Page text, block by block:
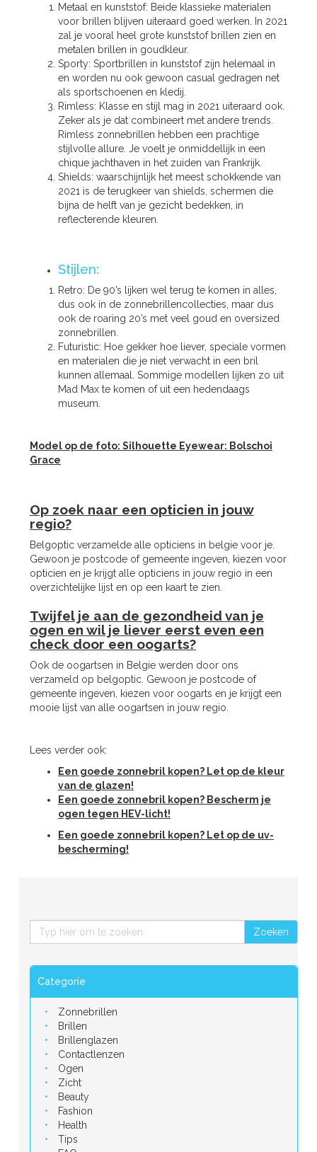
Metaal en kunststof: Beide klassieke materialen
voor brillen blijven uiteraard goed werken. In 2021
zal je vooral heel grote kunststof brillen zien en
metalen brillen in goudkleur.
Sporty: Sportbrillen in kunststof zijn helemaal in
en worden nu ook gewoon casual gedragen net
als sportschoenen en kledij.
Rimless: Klasse en stijl mag in 2021 uiteraard ook.
Zeker als je dat combineert met andere trends.
Rimless zonnebrillen hebben een prachtige
stijlvolle allure. Je voelt je onmiddellijk in een
chique jachthaven in het zuiden van Frankrijk.
Shields: waarschijnlijk het meest schokkende van
2021 is de terugkeer van shields, schermen die
bijna de helft van je gezicht bedekken, in
reflecterende kleuren.
Stijlen:
Retro: De 90’s lijken wel terug te komen in alles,
dus ook in de zonnebrillencollecties, maar dus
ook de roaring 20’s met veel goud en oversized
zonnebrillen.
Futuristic: Hoe gekker hoe liever, speciale vormen
en materialen die je niet verwacht in een bril
kunnen allemaal. Sommige modellen lijken zo uit
Mad Max te komen of uit een hedendaags
museum.
Model op de foto: Silhouette Eyewear: Bolschoi
Grace
Op zoek naar een opticien in jouw
regio?
Belgoptic verzamelde alle opticiens in belgie voor je.
Gewoon je postcode of gemeente ingeven, kiezen voor
opticien en je krijgt alle opticiens in jouw regio in een
overzichtelijke lijst en op een kaart te zien.
Twijfel je aan de gezondheid van je
ogen en wil je liever eerst even een
check door een oogarts?
Ook de oogartsen in Belgie werden door ons
verzameld op belgoptic. Gewoon je postcode of
gemeente ingeven, kiezen voor oogarts en je krijgt een
mooie lijst van alle oogartsen in jouw regio.
Lees verder ook:
Een goede zonnebril kopen? Let op de kleur
van de glazen!
Een goede zonnebril kopen? Bescherm je
ogen tegen HEV-licht!
Een goede zonnebril kopen? Let op de uv-
bescherming!
Zoeken
Categorie
Zonnebrillen
Brillen
Brillenglazen
Contactlenzen
Ogen
Zicht
Beauty
Fashion
Health
Tips